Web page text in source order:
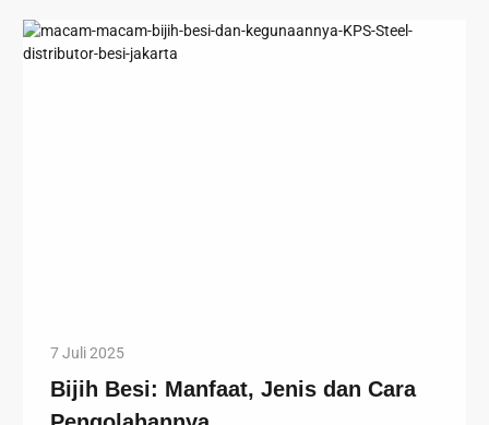
7 Juli 2025
Bijih Besi: Manfaat, Jenis dan Cara